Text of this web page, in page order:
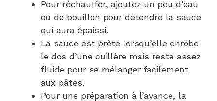
Pour réchauffer, ajoutez un peu d’eau
ou de bouillon pour détendre la sauce
qui aura épaissi.
La sauce est prête lorsqu’elle enrobe
le dos d’une cuillère mais reste assez
fluide pour se mélanger facilement
aux pâtes.
Pour une préparation à l’avance, la